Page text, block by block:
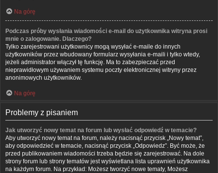
Na górę
Podczas próby wysłania wiadomości e-mail do użytkownika witryna prosi
mnie o zalogowanie. Dlaczego?
Tylko zarejestrowani użytkownicy mogą wysyłać e-maile do innych
użytkowników przez wbudowany formularz wysyłania e-maili i tylko wtedy,
jeżeli administrator włączył tę funkcję. Ma to zabezpieczać przed
nieprawidłowym używaniem systemu poczty elektronicznej witryny przez
anonimowych użytkowników.
Na górę
Problemy z pisaniem
Jak utworzyć nowy temat na forum lub wysłać odpowiedź w temacie?
Aby utworzyć nowy temat na forum, należy nacisnąć przycisk „Nowy temat”,
aby odpowiedzieć w temacie, nacisnąć przycisk „Odpowiedz”. Być może, że
przed publikowaniem wiadomości trzeba będzie się zarejestrować. Na dole
strony forum lub strony tematów jest wyświetlana lista uprawnień użytkownika
na każdym forum. Na przykład: Możesz tworzyć nowe tematy, Możesz